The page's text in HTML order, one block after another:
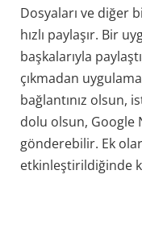
Dosyaları ve diğer
hızlı paylaşır. Bir
başkalarıyla
çıkmadan
bağlantınız olsun,
dolu olsun, Google
gönderebilir. Ek
etkinleştirildiğinde